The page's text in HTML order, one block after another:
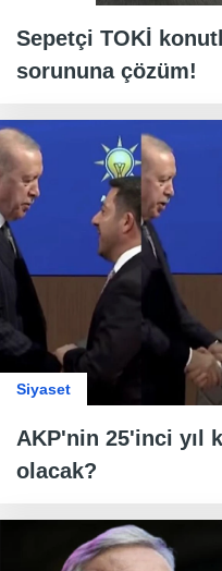
Sepetçi TOKİ
sorununa çözüm!
Siyaset
AKP'nin 25'inci yıl
olacak?